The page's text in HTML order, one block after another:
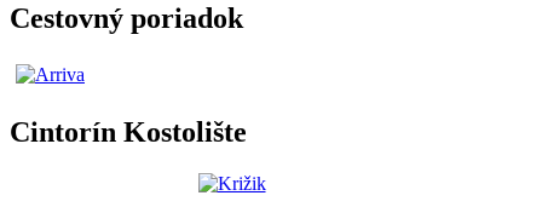
Cestovný poriadok
Cintorín Kostolište